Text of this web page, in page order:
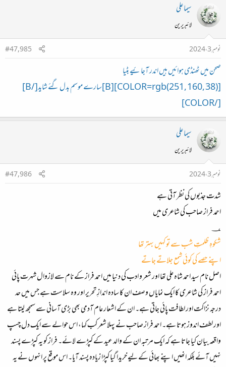
سیما علی
لائبریرین
نومبر 3، 2024
#47,985
صحن میں ٹھنڈی ہوائیں ہیں اندر آجائیے بٹیا
[COLOR=rgb(251, 160, 38)][B]سارے موسم بدل گئے شاید[/B]
[/COLOR]
سیما علی
لائبریرین
نومبر 3، 2024
#47,986
شدت جذبوں کی نظر آتی ہے
احمد فراز صاحب کی شاعری میں
؀
شکوہِ ظلمتِ شب سے تو کہیں بہتر تھا
اپنے حصے کی کوئی شمع جلاتے جاتے
اصل نام سید احمد شاہ علی تھا اور شعر و ادب کی دنیا میں احمد فراز کے نام سے لازوال شہرت پائی
احمد فراز کی شاعری کا ایک نمایاں وصف ان کا سادہ اندازِ تحریر اور وہ سلاست ہے جس میں حد
درجہ نزاکت اور لطافت پائی جاتی ہے۔ ان کے اشعار عام آدمی بھی بڑی آسانی سے سمجھ لیتا ہے
اور لطف اندوز ہوتا ہے۔ احمد فراز صاحب نے پہلا شعر کب کہا، اس حوالے سے ایک دل چسپ
واقعہ بیان کیا جاتا ہے کہ ایک مرتبہ ان کے والد عید کے کپڑے لائے۔ فراز کو یہ کپڑے پسند
نہیں آئے بلکہ انھیں اپنے بھائی کے لیے خریدا گیا کپڑا زیادہ پسند آیا۔ اس موقع پر انہوں نے یہ